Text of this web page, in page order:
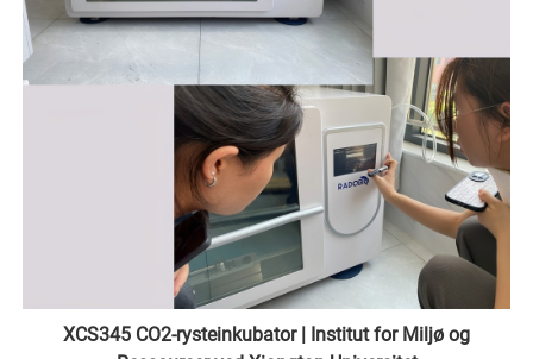
XCS345 CO2-rysteinkubator | Institut for Miljø og